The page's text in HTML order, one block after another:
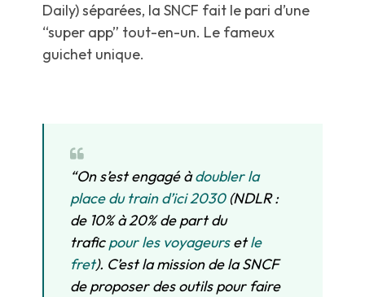
Daily) séparées, la SNCF fait le pari d’une
“super app” tout-en-un. Le fameux
guichet unique.
“On s’est engagé àdoubler la
place du train d’ici 2030(NDLR :
de 10% à 20% de part du
traficpour les voyageursetle
fret). C’est la mission de la SNCF
de proposer des outils pour faire